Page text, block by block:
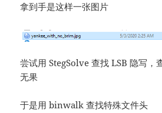
拿到手是这样一张图片
尝试用 StegSolve 查找 LSB 隐写，
无果
于是用 binwalk 查找特殊文件头